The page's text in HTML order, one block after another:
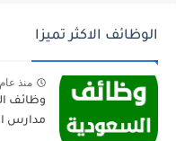
الوظائف الاكثر تميزا
منذ عام
وظائف
مدارس